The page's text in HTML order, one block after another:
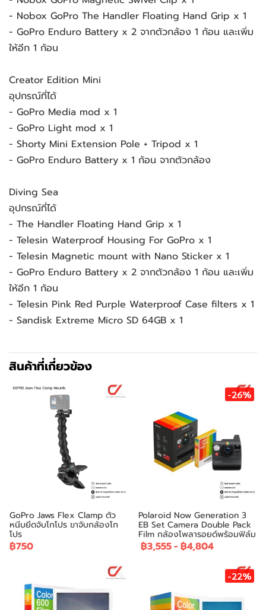
- Nobox GoPro The Handler Floating Hand Grip x 1
- GoPro Enduro Battery x 2 จากตัวกล้อง 1 ก้อน และเพิ่ม
ให้อีก 1 ก้อน
Creator Edition Mini
อุปกรณ์ที่ได้
- GoPro Media mod x 1
- GoPro Light mod x 1
- Shorty Mini Extension Pole + Tripod x 1
- GoPro Enduro Battery x 1 ก้อน จากตัวกล้อง
Diving Sea
อุปกรณ์ที่ได้
- The Handler Floating Hand Grip x 1
- Telesin Waterproof Housing For GoPro x 1
- Telesin Magnetic mount with Nano Sticker x 1
- GoPro Enduro Battery x 2 จากตัวกล้อง 1 ก้อน และเพิ่ม
ให้อีก 1 ก้อน
- Telesin Pink Red Purple Waterproof Case filters x 1
- Sandisk Extreme Micro SD 64GB x 1
สินค้าที่เกี่ยวข้อง
GoPro Jaws Flex Clamp ตัว
หนีบยึดจับโกโปร ขาจับกล้องโก
โปร
฿750
-26%
Polaroid Now Generation 3
EB Set Camera Double Pack
Film กล้องโพลารอยด์พร้อมฟิล์ม
฿3,555- ฿4,804
-22%